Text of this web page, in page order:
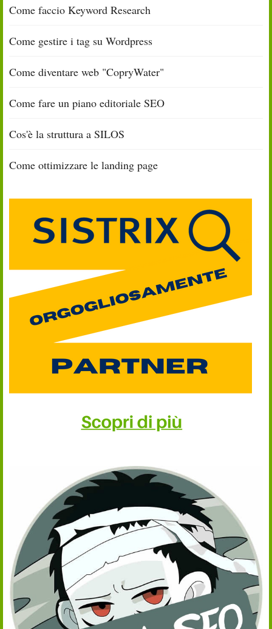
Come faccio Keyword Research
Come gestire i tag su Wordpress
Come diventare web "CopryWater"
Come fare un piano editoriale SEO
Cos'è la struttura a SILOS
Come ottimizzare le landing page